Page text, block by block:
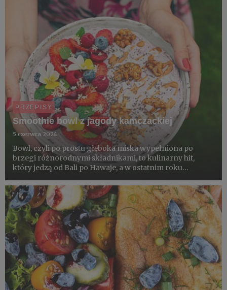
PRZEPISY
Smoothie bowl z jagody kamczackiej
5 czerwca 2024
Bowl, czyli po prostu głęboka miska wypełniona po
brzegi różnorodnymi składnikami, to kulinarny hit,
który jedzą od Bali po Hawaje, a w ostatnim roku
wytrawne albo słodkie, ale zawsze wypełnione są
zdrowymi składnikami, a do...